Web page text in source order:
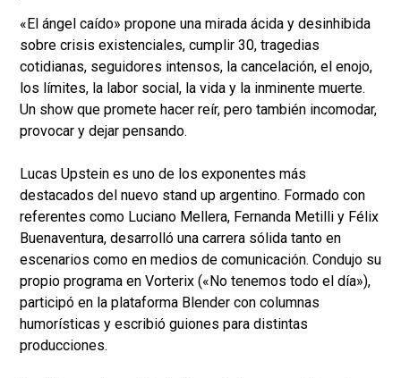
«El ángel caído» propone una mirada ácida y desinhibida
sobre crisis existenciales, cumplir 30, tragedias
cotidianas, seguidores intensos, la cancelación, el enojo,
los límites, la labor social, la vida y la inminente muerte.
Un show que promete hacer reír, pero también incomodar,
provocar y dejar pensando.
Lucas Upstein es uno de los exponentes más
destacados del nuevo stand up argentino. Formado con
referentes como Luciano Mellera, Fernanda Metilli y Félix
Buenaventura, desarrolló una carrera sólida tanto en
escenarios como en medios de comunicación. Condujo su
propio programa en Vorterix («No tenemos todo el día»),
participó en la plataforma Blender con columnas
humorísticas y escribió guiones para distintas
producciones.